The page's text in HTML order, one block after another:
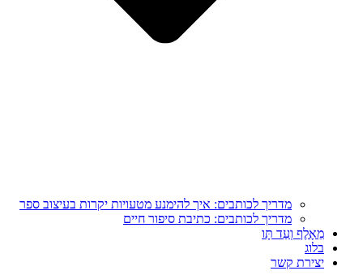
מדריך לכותבים: איך להימנע מטעויות יקרות בעיצוב ספר
מדריך לכותבים: כתיבת סיפור חיים
מֵאָלֶף וְעַד תָּו
בלוג
יצירת קשר